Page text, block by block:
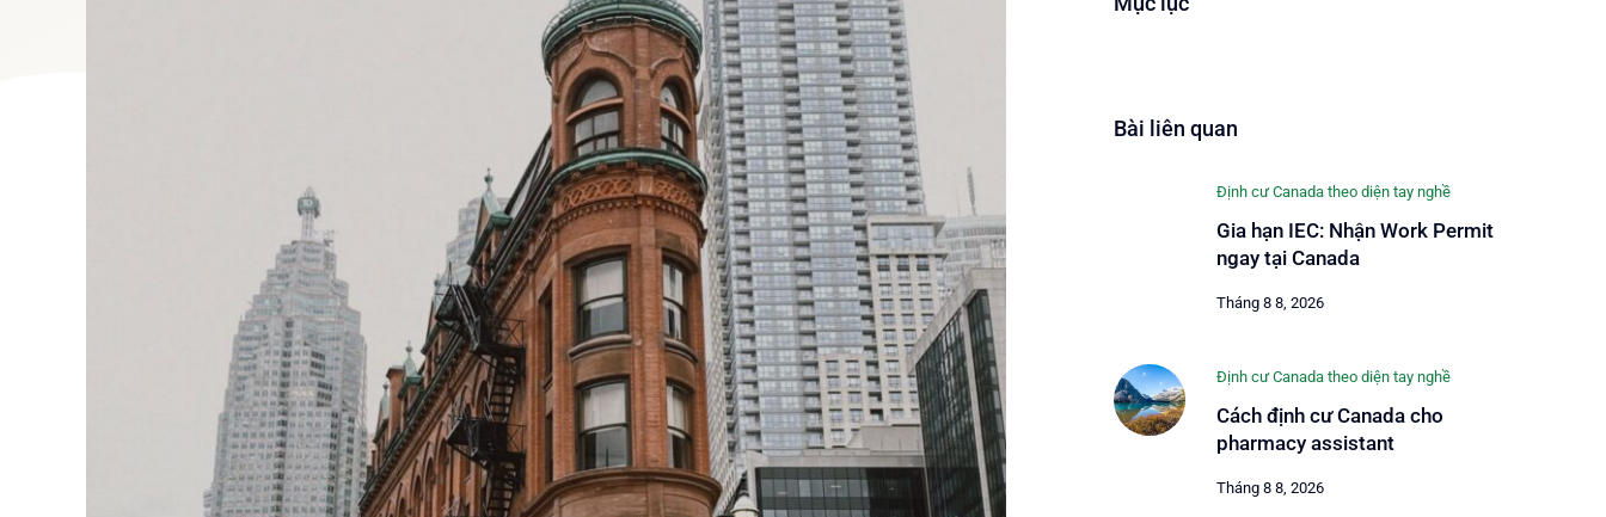
Bài liên quan
Định cư Canada theo diện tay nghề
Gia hạn IEC: Nhận Work Permit
ngay tại Canada
Tháng 8 8, 2026
Định cư Canada theo diện tay nghề
Cách định cư Canada cho
pharmacy assistant
Tháng 8 8, 2026